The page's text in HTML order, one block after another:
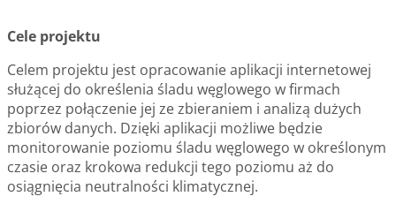
Cele projektu
Celem projektu jest opracowanie aplikacji internetowej
służącej do określenia śladu węglowego w firmach
poprzez połączenie jej ze zbieraniem i analizą dużych
zbiorów danych. Dzięki aplikacji możliwe będzie
monitorowanie poziomu śladu węglowego w określonym
czasie oraz krokowa redukcji tego poziomu aż do
osiągnięcia neutralności klimatycznej.